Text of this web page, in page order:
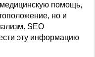
помощь,
но и
SEO
эту информацию